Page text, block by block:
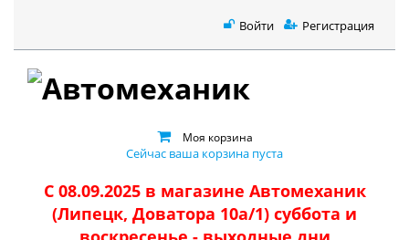
Войти Регистрация
Моя корзина
Сейчас ваша корзина пуста
С 08.09.2025 в магазине Автомеханик
(Липецк, Доватора 10а/1) суббота и